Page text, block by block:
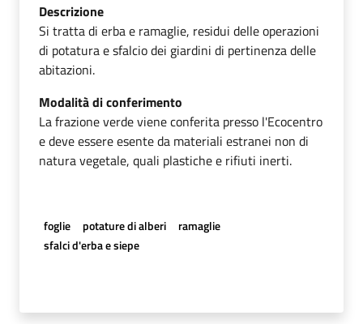
Descrizione
Si tratta di erba e ramaglie, residui delle operazioni
di potatura e sfalcio dei giardini di pertinenza delle
abitazioni.
Modalità di conferimento
La frazione verde viene conferita presso l'Ecocentro
e deve essere esente da materiali estranei non di
natura vegetale, quali plastiche e rifiuti inerti.
foglie potature di alberi
ramaglie
sfalci d'erba e siepe